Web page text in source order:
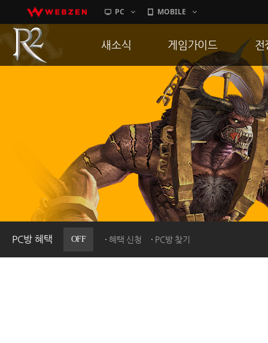
PC MOBILE
PC방 혜택 OFF 혜택 신청 PC방 찾기
새소식
이벤트
히스토리
PC방으로간다
게임가이드
게임 특징
서버가이드
신병훈련소
세부가이드
통합보급센터
전
통
공